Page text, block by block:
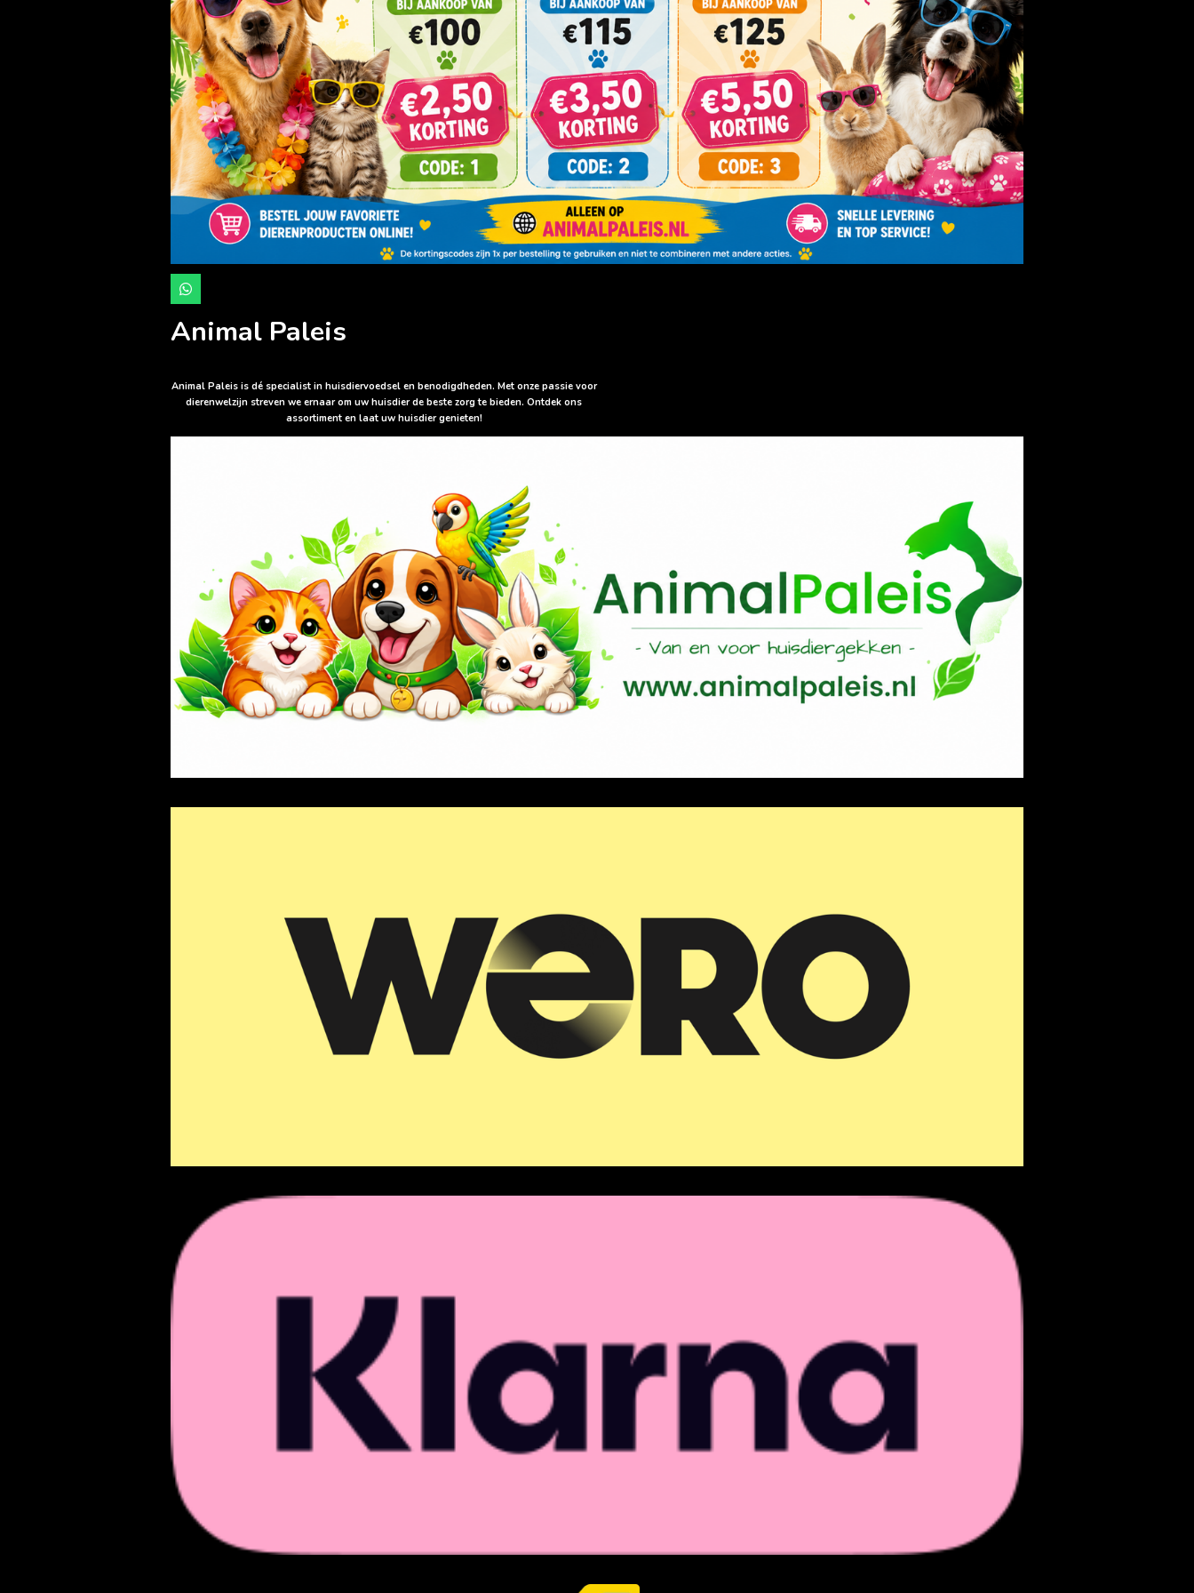
W
h
t
p
Animal Paleis
Animal Paleis is dé specialist in huisdiervoedsel en benodigdheden. Met onze passie voor
dierenwelzijn streven we ernaar om uw huisdier de beste zorg te bieden. Ontdek ons
assortiment en laat uw huisdier genieten!